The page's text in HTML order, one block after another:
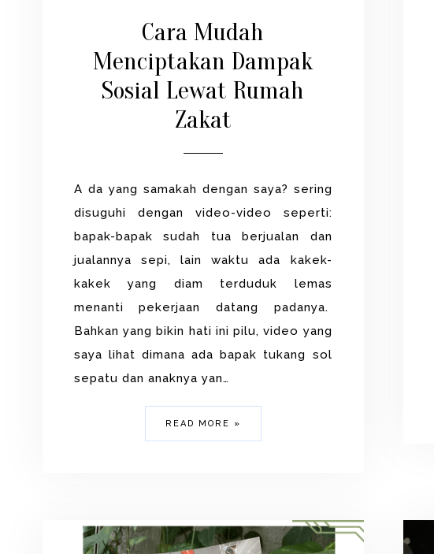
Cara Mudah
Menciptakan Dampak
Sosial Lewat Rumah
Zakat
A da yang samakah dengan saya? sering
disuguhi dengan video-video seperti:
bapak-bapak sudah tua berjualan dan
jualannya sepi, lain waktu ada kakek-
kakek yang diam terduduk lemas
menanti pekerjaan datang padanya.
Bahkan yang bikin hati ini pilu, video yang
saya lihat dimana ada bapak tukang sol
sepatu dan anaknya yan…
READ MORE »